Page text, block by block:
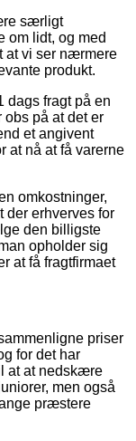
særligt
om lidt, og med
at vi ser nærmere
produkt.
dags fragt på en
på at det er
et angivent
at nå at få varerne
omkostninger,
der erhverves for
den billigste
opholder sig
at få fragtfirmaet
priser
for det har
at at nedskære
men også
præstere